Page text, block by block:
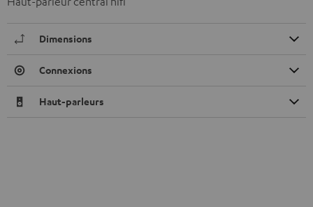
Dimensions
Connexions
Haut-parleurs